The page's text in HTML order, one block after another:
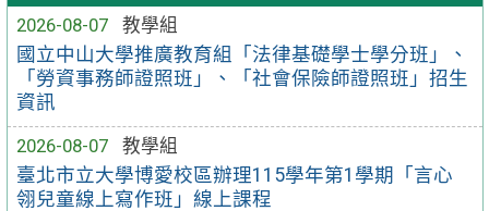
2026-08-07
教學組
國立中山大學推廣教育組「法律基礎學士學分班」、
「勞資事務師證照班」、「社會保險師證照班」招生
資訊
2026-08-07
教學組
臺北市立大學博愛校區辦理115學年第1學期「言心
翎兒童線上寫作班」線上課程